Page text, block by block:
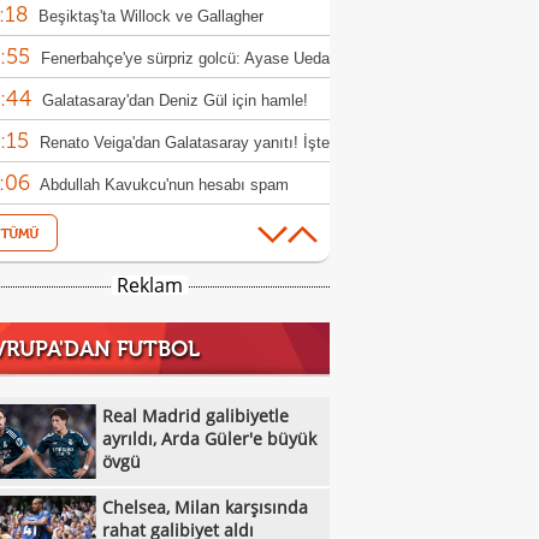
kaldı!
Beşiktaş'ta Willock ve Gallagher
flaş gelişme
Fenerbahçe'ye sürpriz golcü: Ayase Ueda
Galatasaray'dan Deniz Gül için hamle!
Renato Veiga'dan Galatasaray yanıtı! İşte
para
Abdullah Kavukcu'nun hesabı spam
uğradı!
Milli masa tenisçiler, WTT Avrupa
ilk turda veda etti
Beşiktaş'ta forvet harekatı! Vlahovic,
Bülent Korkmaz: "Lige 3 puanla
büyük övgü
ABB FOMGET, Miracle Ofem Usani'yi
kattı
BOTAŞ Kadın Basketbol Takımı 7
yaptı
Galatasaray taraftarından Dursun
Reklam
FUTBOL
Real Madrid galibiyetle
ayrıldı, Arda Güler'e büyük
övgü
Chelsea, Milan karşısında
rahat galibiyet aldı